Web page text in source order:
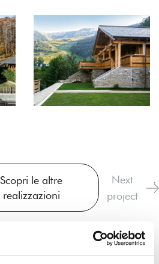
Scopri le altre
realizzazioni
Next
project